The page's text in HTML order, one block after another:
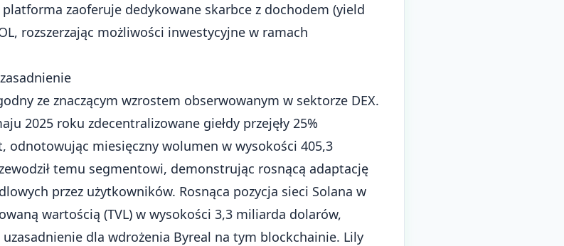
zaoferuje dedykowane skarbce z dochodem (yield
rozszerzając możliwości inwestycyjne w ramach
ze znaczącym wzrostem obserwowanym w sektorze DEX.
2025 roku zdecentralizowane giełdy przejęły 25%
miesięczny wolumen w wysokości 405,3
temu segmentowi, demonstrując rosnącą adaptację
przez użytkowników. Rosnąca pozycja sieci Solana w
wartością (TVL) w wysokości 3,3 miliarda dolarów,
dla wdrożenia Byreal na tym blockchainie. Lily